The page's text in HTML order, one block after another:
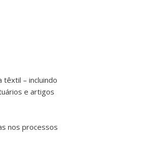
– incluindo
e artigos
nos processos